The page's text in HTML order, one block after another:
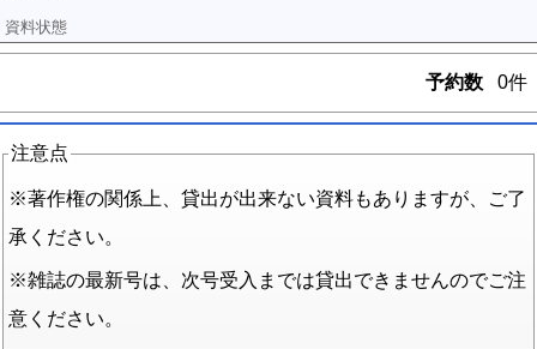
予約数 0件
注意点
※著作権の関係上、貸出が出来ない資料もありますが、ご了
承ください。
※雑誌の最新号は、次号受入までは貸出できませんのでご注
意ください。